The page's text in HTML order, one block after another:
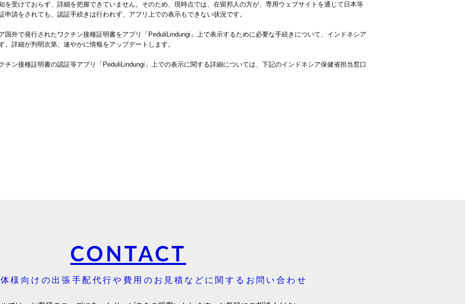
を受けておらず、詳細を把握できていません。そのため、現時点では、在留邦人の方が、専用ウェブサイトを通じて日本等
請をされても、認証手続きは行われず、アプリ上での表示もできない状況です。
国外で発行されたワクチン接種証明書をアプリ「PeduliLindungi」上で表示するために必要な手続きについて、インドネシア
詳細が判明次第、速やかに情報をアップデートします。
チン接種証明書の認証等アプリ「PeduliLindungi」上での表示に関する詳細については、下記のインドネシア保健省担当窓口
CONTACT
様向けの出張手配代行や費用のお見積などに関するお問い合わせ